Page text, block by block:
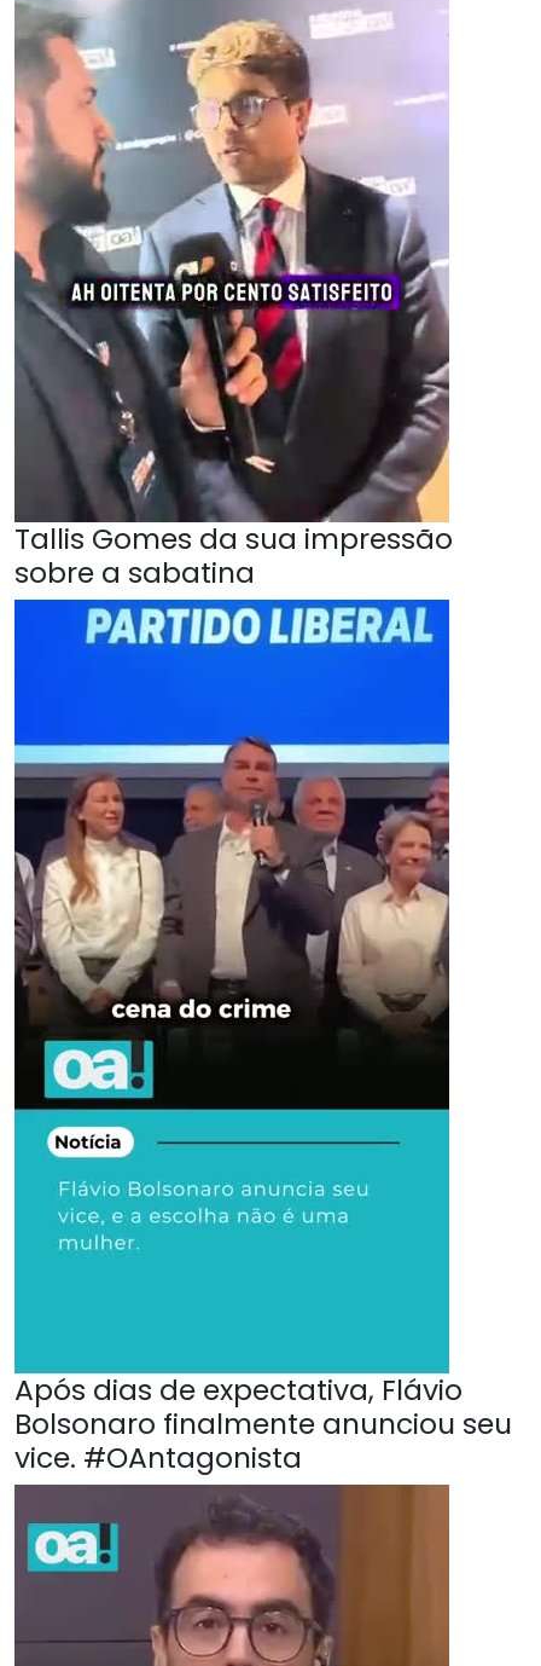
Tallis Gomes da sua impressão
sobre a sabatina
Após dias de expectativa, Flávio
Bolsonaro finalmente anunciou seu
vice. #OAntagonista